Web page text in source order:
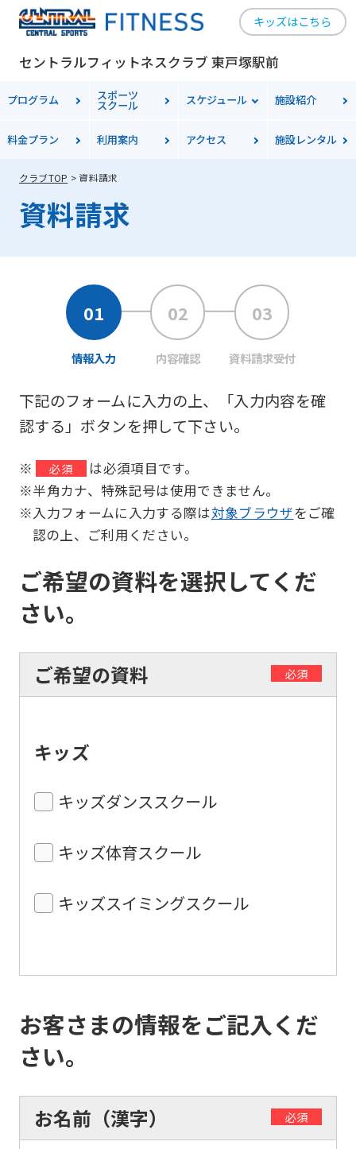
キッズはこちら
セントラルフィットネスクラブ 東戸塚駅前
プログラム スポーツ
スクール スケジュール 施設紹介
料金プラン 利用案内 アクセス 施設レンタル
クラブTOP 資料請求
資料請求
情報入力 内容確認 資料請求受付
下記のフォームに入力の上、「入力内容を確
認する」ボタンを押して下さい。
※ 必須
は必須項目です。
※半角カナ、特殊記号は使用できません。
※入力フォームに入力する際は対象ブラウザをご確
認の上、ご利用ください。
ご希望の資料を選択してくだ
さい。
ご希望の資料 必須
キッズ
キッズダンススクール
キッズ体育スクール
キッズスイミングスクール
お客さまの情報をご記入くだ
さい。
お名前（漢字） 必須